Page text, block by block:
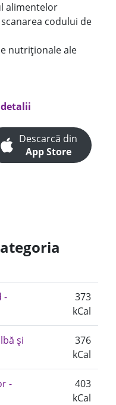
alimentelor
codului de
nutriționale ale
Descarcă din
App Store
-
373
kCal
și
376
kCal
-
403
kCal